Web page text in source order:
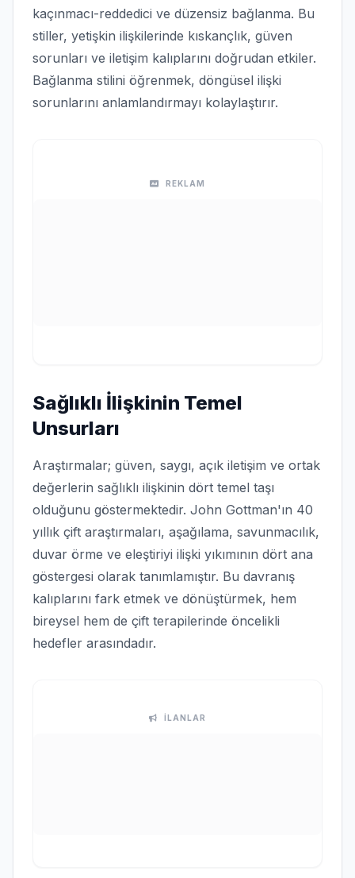
kaçınmacı-reddedici ve düzensiz bağlanma. Bu
stiller, yetişkin ilişkilerinde kıskançlık, güven
sorunları ve iletişim kalıplarını doğrudan etkiler.
Bağlanma stilini öğrenmek, döngüsel ilişki
sorunlarını anlamlandırmayı kolaylaştırır.
REKLAM
Sağlıklı İlişkinin Temel
Unsurları
Araştırmalar; güven, saygı, açık iletişim ve ortak
değerlerin sağlıklı ilişkinin dört temel taşı
olduğunu göstermektedir. John Gottman'ın 40
yıllık çift araştırmaları, aşağılama, savunmacılık,
duvar örme ve eleştiriyi ilişki yıkımının dört ana
göstergesi olarak tanımlamıştır. Bu davranış
kalıplarını fark etmek ve dönüştürmek, hem
bireysel hem de çift terapilerinde öncelikli
hedefler arasındadır.
İLANLAR